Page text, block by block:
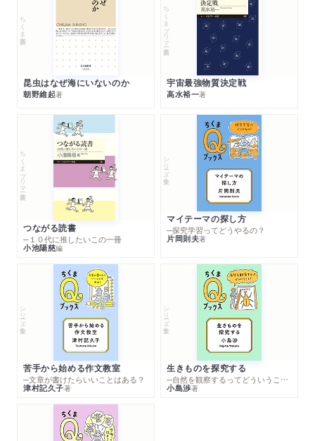
ちくま新書
昆虫はなぜ海にいないのか
朝野維起著
ちくまプリマー新書
宇宙最強物質決定戦
高水裕一著
ちくまプリマー新書
つながる読書
─１０代に推したいこの一冊
小池陽慈編
シリーズ・全集
マイテーマの探し方
─探究学習ってどうやるの？
片岡則夫著
シリーズ・全集
苦手から始める作文教室
─文章が書けたらいいことはある？
津村記久子著
シリーズ・全集
生きものを探究する
─自然を観察するってどういうこと？
小島渉著